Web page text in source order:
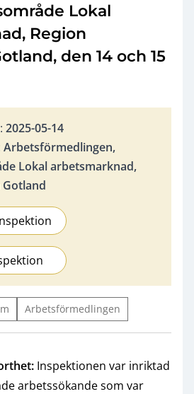
Lokal
Region
den 14 och 15
2025-05-14
Arbetsförmedlingen,
Lokal arbetsmarknad,
Gotland
Arbetsförmedlingen
Inspektionen var inriktad
arbetssökande som var